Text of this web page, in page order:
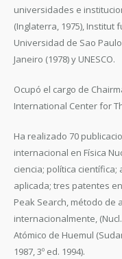
universidades e
(Inglaterra, 1975), Institut
Universidad de Sao
Janeiro (1978) y UNESCO.
Ocupó el cargo de
International Center for
Ha realizado 70
internacional en Física
ciencia; política
aplicada; tres patentes
Peak Search, método de
internacionalmente, (Nucl.
Atómico de Huemul
1987, 3º ed. 1994).